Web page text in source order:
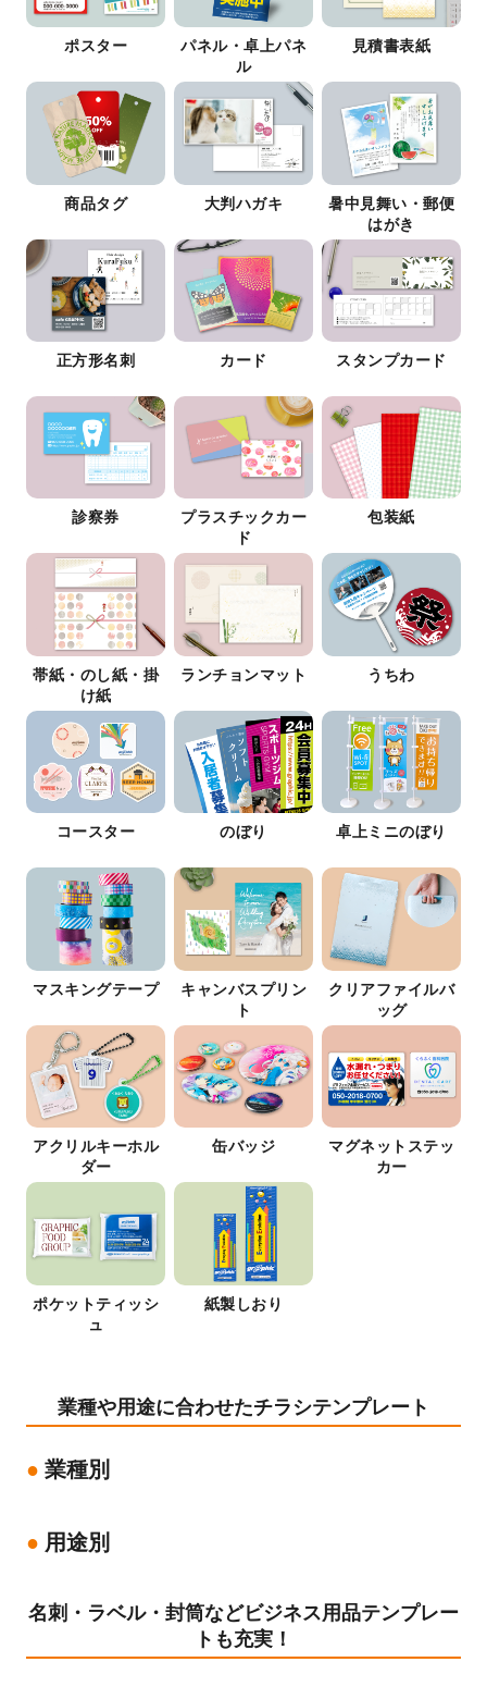
ポスター
パネル・卓上パネ
ル
見積書表紙
商品タグ 大判ハガキ
暑中見舞い・郵便
はがき
正方形名刺 カード スタンプカード
診察券
プラスチックカー
ド
包装紙
帯紙・のし紙・掛
け紙
ランチョンマット うちわ
コースター のぼり 卓上ミニのぼり
マスキングテープ
キャンバスプリン
ト
クリアファイルバ
ッグ
アクリルキーホル
ダー
缶バッジ
マグネットステッ
カー
ポケットティッシ
ュ
紙製しおり
業種や用途に合わせたチラシテンプレート
業種別
用途別
名刺・ラベル・封筒などビジネス用品テンプレー
トも充実！